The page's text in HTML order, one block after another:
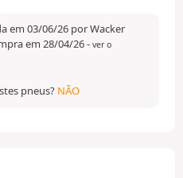
em 03/06/26 por Wacker
em 28/04/26- ver o
pneus? NÃO